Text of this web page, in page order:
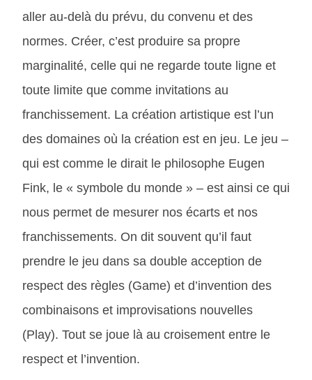
aller au-delà du prévu, du convenu et des
normes. Créer, c’est produire sa propre
marginalité, celle qui ne regarde toute ligne et
toute limite que comme invitations au
franchissement. La création artistique est l’un
des domaines où la création est en jeu. Le jeu –
qui est comme le dirait le philosophe Eugen
Fink, le « symbole du monde » – est ainsi ce qui
nous permet de mesurer nos écarts et nos
franchissements. On dit souvent qu’il faut
prendre le jeu dans sa double acception de
respect des règles (Game) et d’invention des
combinaisons et improvisations nouvelles
(Play). Tout se joue là au croisement entre le
respect et l’invention.